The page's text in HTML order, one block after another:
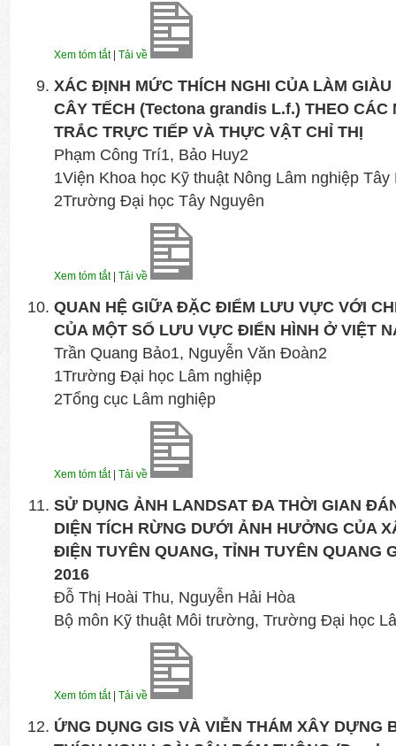
Xem tóm tắt| Tải về
XÁC ĐỊNH MỨC THÍCH NGHI CỦA LÀM
CÂY TẾCH (Tectona grandis L.f.) THEO CÁC
TRẮC TRỰC TIẾP VÀ THỰC VẬT CHỈ THỊ
Phạm Công Trí1, Bảo Huy2
1Viện Khoa học Kỹ thuật Nông Lâm nghiệp Tây
2Trường Đại học Tây Nguyên
Xem tóm tắt| Tải về
QUAN HỆ GIỮA ĐẶC ĐIỂM LƯU VỰC VỚI
CỦA MỘT SỐ LƯU VỰC ĐIỂN HÌNH Ở VIỆT
Trần Quang Bảo1, Nguyễn Văn Đoàn2
1Trường Đại học Lâm nghiệp
2Tổng cục Lâm nghiệp
Xem tóm tắt| Tải về
SỬ DỤNG ẢNH LANDSAT ĐA THỜI GIAN
DIỆN TÍCH RỪNG DƯỚI ẢNH HƯỞNG CỦA
ĐIỆN TUYÊN QUANG, TỈNH TUYÊN QUANG
2016
Đỗ Thị Hoài Thu, Nguyễn Hải Hòa
Bộ môn Kỹ thuật Môi trường, Trường Đại học
Xem tóm tắt| Tải về
ỨNG DỤNG GIS VÀ VIỄN THÁM XÂY DỰNG